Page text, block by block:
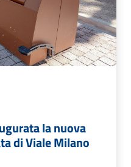
la nuova
di Viale Milano